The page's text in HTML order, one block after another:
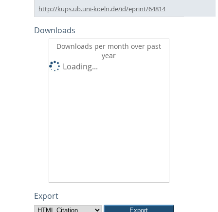
http://kups.ub.uni-koeln.de/id/eprint/64814
Downloads
Downloads per month over past
year
Loading...
Export